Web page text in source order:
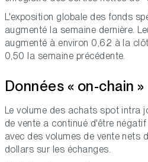
L'exposition globale des fonds
augmenté la semaine dernière.
augmenté à environ 0,62 à la
0,50 la semaine précédente.
Données « on-chain »
Le volume des achats spot intra
de vente a continué d'être
avec des volumes de vente nets
dollars sur les échanges.